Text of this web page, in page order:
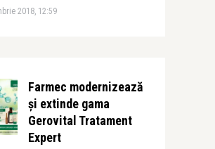
2018, 12:59
Farmec modernizează
și extinde gama
Gerovital Tratament
Expert